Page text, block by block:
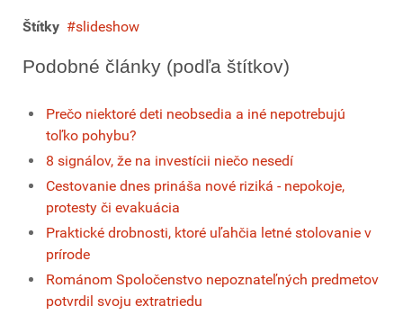
Štítky slideshow
Podobné články (podľa štítkov)
Prečo niektoré deti neobsedia a iné nepotrebujú
toľko pohybu?
8 signálov, že na investícii niečo nesedí
Cestovanie dnes prináša nové riziká - nepokoje,
protesty či evakuácia
Praktické drobnosti, ktoré uľahčia letné stolovanie v
prírode
Románom Spoločenstvo nepoznateľných predmetov
potvrdil svoju extratriedu